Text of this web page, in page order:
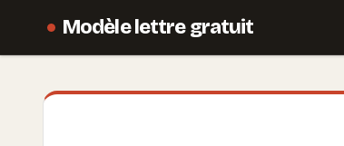
Modèle lettre gratuit